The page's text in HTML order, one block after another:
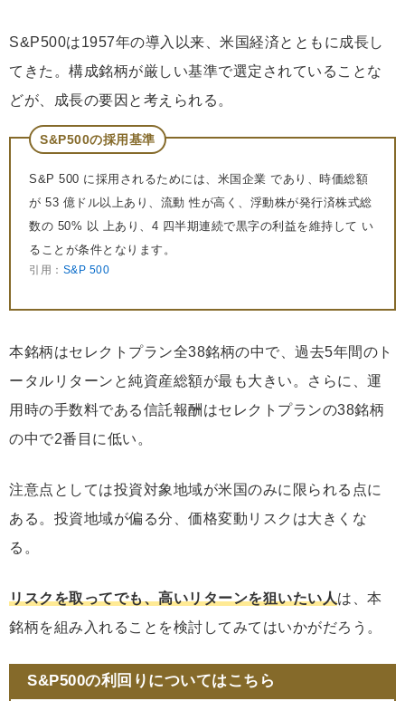
S&P500は1957年の導入以来、米国経済とともに成長し
てきた。構成銘柄が厳しい基準で選定されていることな
どが、成長の要因と考えられる。
S&P500の採用基準
S&P 500 に採用されるためには、米国企業 であり、時価総額
が 53 億ドル以上あり、流動 性が高く、浮動株が発行済株式総
数の 50% 以 上あり、4 四半期連続で黒字の利益を維持して い
ることが条件となります。
引用： S&P 500
本銘柄はセレクトプラン全38銘柄の中で、過去5年間のト
ータルリターンと純資産総額が最も大きい。さらに、運
用時の手数料である信託報酬はセレクトプランの38銘柄
の中で2番目に低い。
注意点としては投資対象地域が米国のみに限られる点に
ある。投資地域が偏る分、価格変動リスクは大きくな
る。
リスクを取ってでも、高いリターンを狙いたい人は、本
銘柄を組み入れることを検討してみてはいかがだろう。
S&P500の利回りについてはこちら